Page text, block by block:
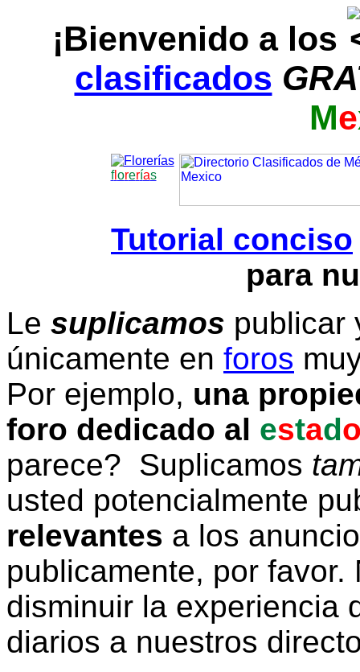
¡Bienvenido a los
clasificados
Me
florerías
Tutorial conciso
para
Le suplicamos publicar
únicamente en foros
Por ejemplo, una
foro dedicado al estad
parece? Suplicamos
usted potencialmente
relevantes a los
publicamente, por
disminuir la experiencia
diarios a nuestros